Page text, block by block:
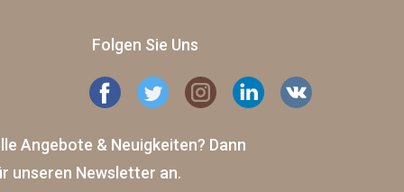
Folgen Sie Uns
Angebote & Neuigkeiten? Dann
unseren Newsletter an.